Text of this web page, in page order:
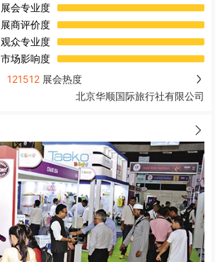
展会专业度
展商评价度
观众专业度
市场影响度
121512 展会热度
北京华顺国际旅行社有限公司